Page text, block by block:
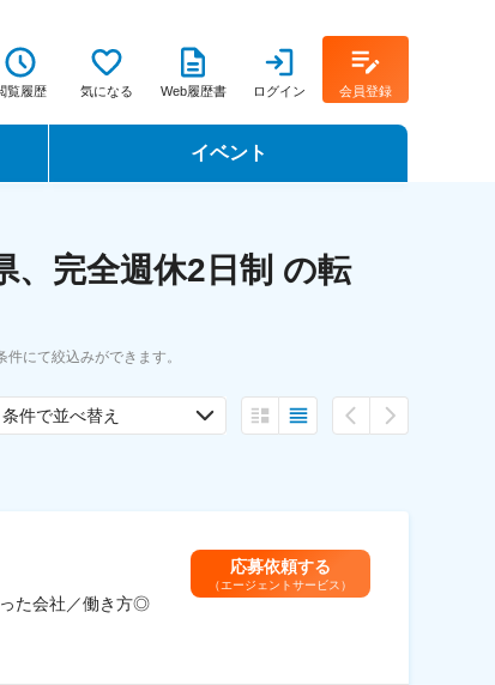
覧履歴 気になる Web履歴書 ログイン 会員登録
イベント
転職フェア
、完全週休2日制 の転
にて絞込みができます。
条件で並べ替え
た会社／働き方◎
応募依頼する
（エージェントサービス）